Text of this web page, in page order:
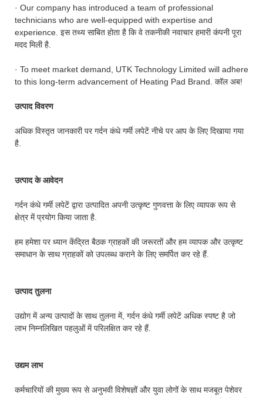
· Our company has introduced a team of professional
technicians who are well-equipped with expertise and
experience. इस तथ्य साबित होता है कि वे तकनीकी नवाचार हमारी कंपनी पूरा
मदद मिली है.
· To meet market demand, UTK Technology Limited will adhere
to this long-term advancement of Heating Pad Brand. कॉल अब!
उत्पाद विवरण
अधिक विस्तृत जानकारी पर गर्दन कंधे गर्मी लपेटें नीचे पर आप के लिए दिखाया गया
है.
उत्पाद के आवेदन
गर्दन कंधे गर्मी लपेटें द्वारा उत्पादित अपनी उत्कृष्ट गुणवत्ता के लिए व्यापक रूप से
क्षेत्र में प्रयोग किया जाता है.
हम हमेशा पर ध्यान केंद्रित बैठक ग्राहकों की जरूरतों और हम व्यापक और उत्कृष्ट
समाधान के साथ ग्राहकों को उपलब्ध कराने के लिए समर्पित कर रहे हैं.
उत्पाद तुलना
उद्योग में अन्य उत्पादों के साथ तुलना में, गर्दन कंधे गर्मी लपेटें अधिक स्पष्ट है जो
लाभ निम्नलिखित पहलुओं में परिलक्षित कर रहे हैं.
उद्यम लाभ
कर्मचारियों की मुख्य रूप से अनुभवी विशेषज्ञों और युवा लोगों के साथ मजबूत पेशेवर